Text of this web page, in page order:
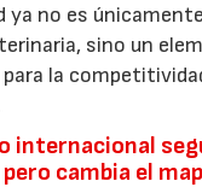
ya no es
sino un
la
internacional
cambia el